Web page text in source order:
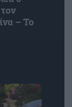
– Το